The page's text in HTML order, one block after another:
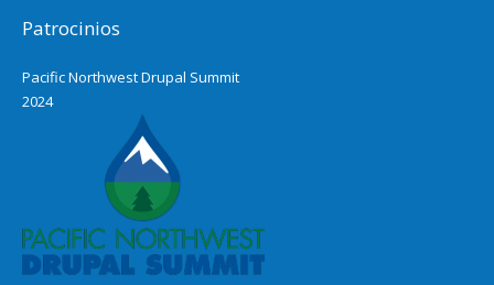
Patrocinios
Pacific Northwest Drupal Summit
2024